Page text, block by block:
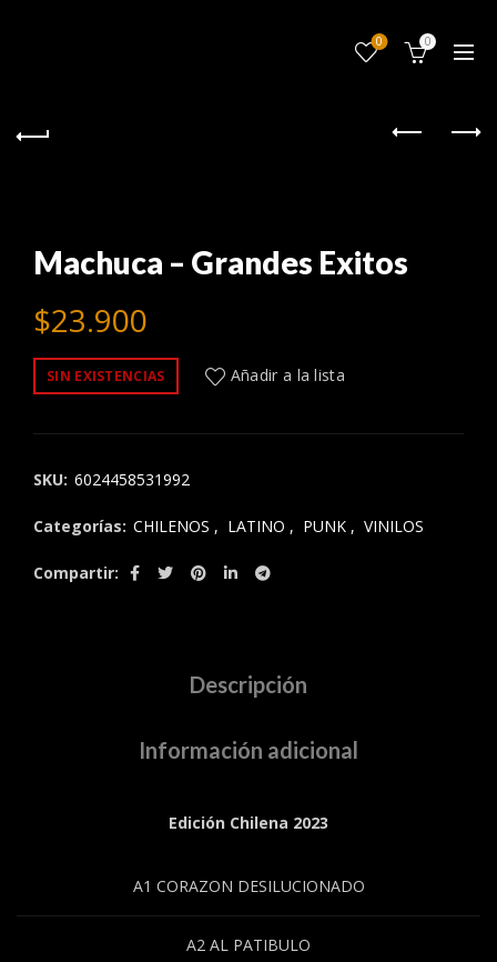
0 0
Machuca – Grandes Exitos
$23.900
SIN EXISTENCIAS Añadir a la lista
SKU: 6024458531992
Categorías: CHILENOS , LATINO , PUNK , VINILOS
Compartir
Descripción
Información adicional
Edición Chilena 2023
A1 CORAZON DESILUCIONADO
A2 AL PATIBULO